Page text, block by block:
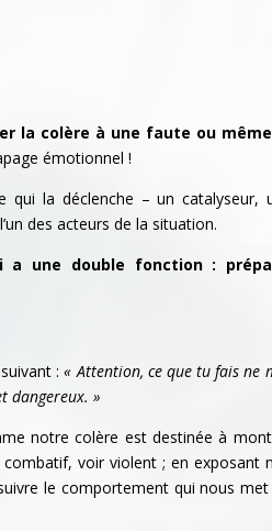
la colère à une faute ou
émotionnel !
qui la déclenche – un catalyseur,
des acteurs de la situation.
une double fonction :
suivant :« Attention, ce que tu fais ne
dangereux. »
notre colère est destinée à
voir violent ; en exposant
le comportement qui nous